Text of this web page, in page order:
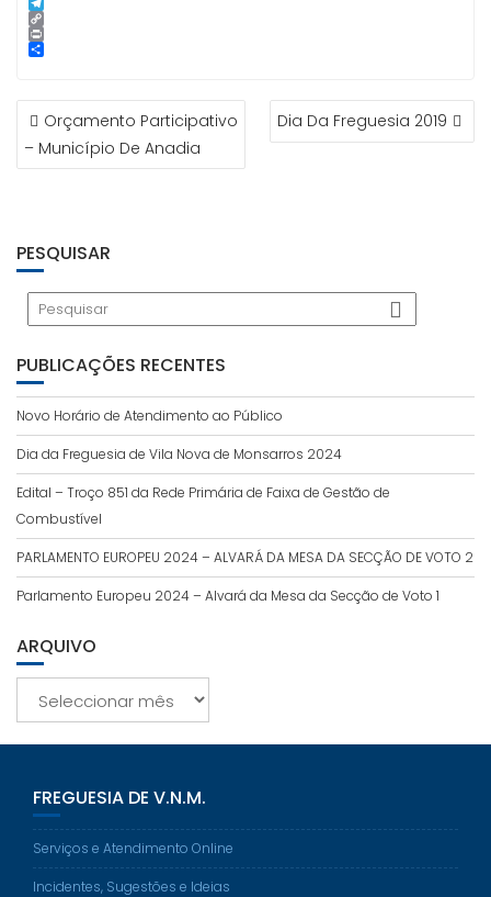
e
r
e
d
I
t
e
r
n
e
k
y
p
T
e
l
m
C
o
n
P
e
NAVEGAÇÃO
DE
ARTIGOS
Orçamento Participativo
– Município De Anadia
Dia Da Freguesia 2019
PESQUISAR
PUBLICAÇÕES RECENTES
Novo Horário de Atendimento ao Público
Dia da Freguesia de Vila Nova de Monsarros 2024
Edital – Troço 851 da Rede Primária de Faixa de Gestão de
Combustível
PARLAMENTO EUROPEU 2024 – ALVARÁ DA MESA DA SECÇÃO DE VOTO 2
Parlamento Europeu 2024 – Alvará da Mesa da Secção de Voto 1
ARQUIVO
FREGUESIA DE V.N.M.
Serviços e Atendimento Online
Incidentes, Sugestões e Ideias